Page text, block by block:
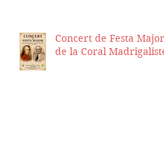
Concert de Festa Major
de la Coral Madrigalistes